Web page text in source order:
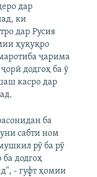
дар
ки
дар Русия
ҳуқуқро
ҷарима
додгоҳ ба ӯ
касро дар
ба
сабти ном
рӯ ба рӯ
додгоҳ
- гуфт ҳомии